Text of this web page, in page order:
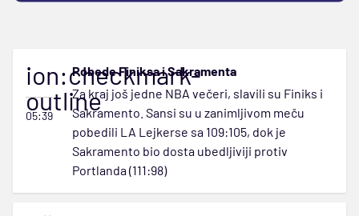
ion:checkmark-
outline
05:39
Pobede Finiksa i Sakramenta
Za kraj još jedne NBA večeri, slavili su Finiks i
Sakramento. Sansi su u zanimljivom meču
pobedili LA Lejkerse sa 109:105, dok je
Sakramento bio dosta ubedljiviji protiv
Portlanda (111:98)